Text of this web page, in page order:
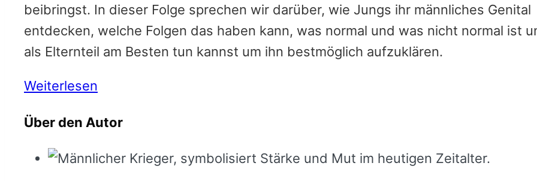
beibringst. In dieser Folge sprechen wir darüber, wie Jungs ihr männliches Genital
entdecken, welche Folgen das haben kann, was normal und was nicht normal ist
als Elternteil am Besten tun kannst um ihn bestmöglich aufzuklären.
Weiterlesen
Über den Autor